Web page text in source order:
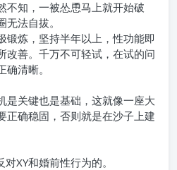
不知，一被怂恿马上就开始破
法自拔。
锻炼，坚持半年以上，性功能即
改善。千万不可轻试，在试的问
清晰。
是关键也是基础，这就像一座大
正确稳固，否则就是在沙子上建
XY和婚前性行为的。